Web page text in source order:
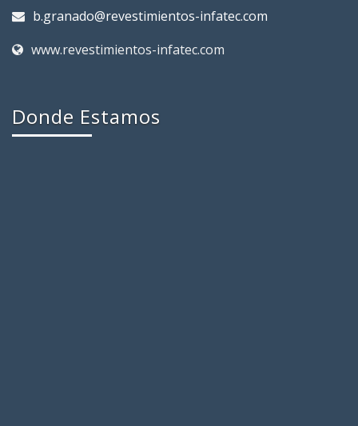
b.granado@revestimientos-infatec.com
www.revestimientos-infatec.com
Donde Estamos